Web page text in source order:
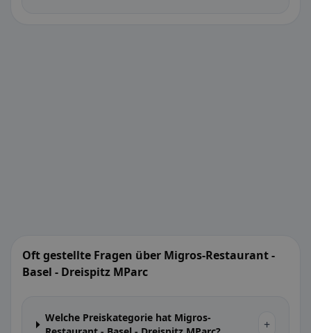
Oft gestellte Fragen über Migros-Restaurant -
Basel - Dreispitz MParc
Welche Preiskategorie hat Migros-
+